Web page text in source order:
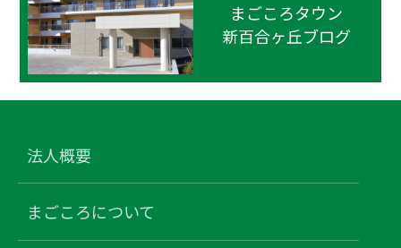
まごころタウン
新百合ヶ丘ブログ
法人概要
まごころについて